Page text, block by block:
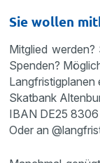
Sie wollen
Mitglied
Spenden?
Langfristigplanen
Skatbank
IBAN DE25
Oder an